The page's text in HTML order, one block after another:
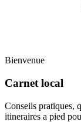
Bienvenue
Carnet local
Conseils pratiques,
itineraires a pied